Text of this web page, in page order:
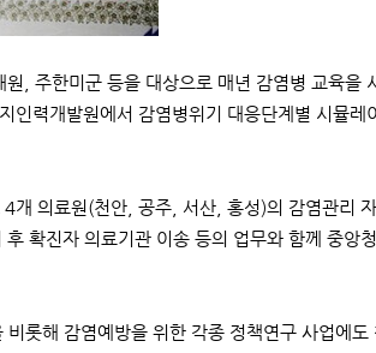
, 주한미군 등을 대상으로 매년 감염병 교육을
력개발원에서 감염병위기 대응단계별 시뮬레
개 의료원(천안, 공주, 서산, 홍성)의 감염관리
확진자 의료기관 이송 등의 업무와 함께 중앙
롯해 감염예방을 위한 각종 정책연구 사업에도